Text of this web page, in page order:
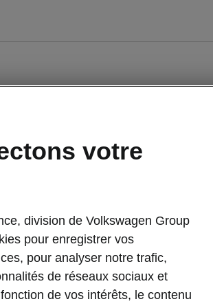
Nos modèles pour professionnels
votre
division de Volkswagen Group
pour enregistrer vos
pour analyser notre trafic,
de réseaux sociaux et
de vos intérêts, le contenu